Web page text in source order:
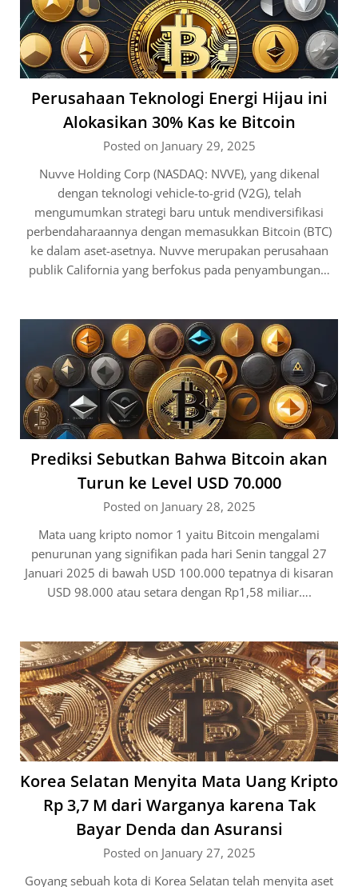
Perusahaan Teknologi Energi Hijau ini
Alokasikan 30% Kas ke Bitcoin
Posted on January 29, 2025
Nuvve Holding Corp (NASDAQ: NVVE), yang dikenal
dengan teknologi vehicle-to-grid (V2G), telah
mengumumkan strategi baru untuk mendiversifikasi
perbendaharaannya dengan memasukkan Bitcoin (BTC)
ke dalam aset-asetnya. Nuvve merupakan perusahaan
publik California yang berfokus pada penyambungan…
Prediksi Sebutkan Bahwa Bitcoin akan
Turun ke Level USD 70.000
Posted on January 28, 2025
Mata uang kripto nomor 1 yaitu Bitcoin mengalami
penurunan yang signifikan pada hari Senin tanggal 27
Januari 2025 di bawah USD 100.000 tepatnya di kisaran
USD 98.000 atau setara dengan Rp1,58 miliar….
Korea Selatan Menyita Mata Uang Kripto
Rp 3,7 M dari Warganya karena Tak
Bayar Denda dan Asuransi
Posted on January 27, 2025
Goyang sebuah kota di Korea Selatan telah menyita aset